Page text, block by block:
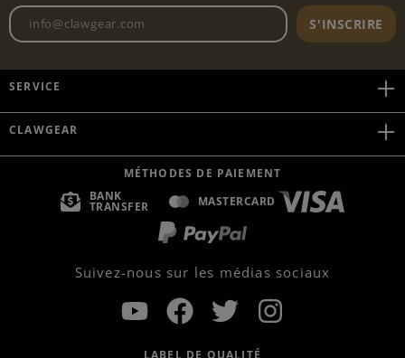
Adresse e-mail de laS'INSCRIRE
SERVICE
CLAWGEAR
MÉTHODES DE PAIEMENT
BANK
TRANSFER MASTERCARD
Suivez-nous sur les médias sociaux